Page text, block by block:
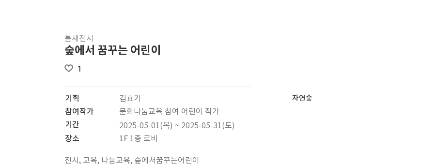
틈새전시
숲에서 꿈꾸는 어린이
1
기획
김효기
참여작가
문화나눔교육 참여 어린이 작가
기간
2025-05-01(목) ~ 2025-05-31(토)
장소 1F 1층 로비
전시, 교육, 나눔교육, 숲에서꿈꾸는어린이
자연숲